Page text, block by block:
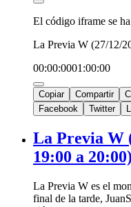
El código iframe se
La Previa W (27/12/
00:00:0001:00:00
Copiar Compartir
Facebook
Twitter
La Previa W
19:00 a 20:00)
La Previa W es el
final de la tarde,